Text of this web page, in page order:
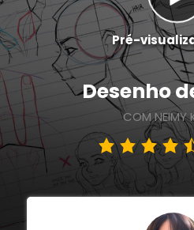
Pré-
Desenho
COM NEIMY